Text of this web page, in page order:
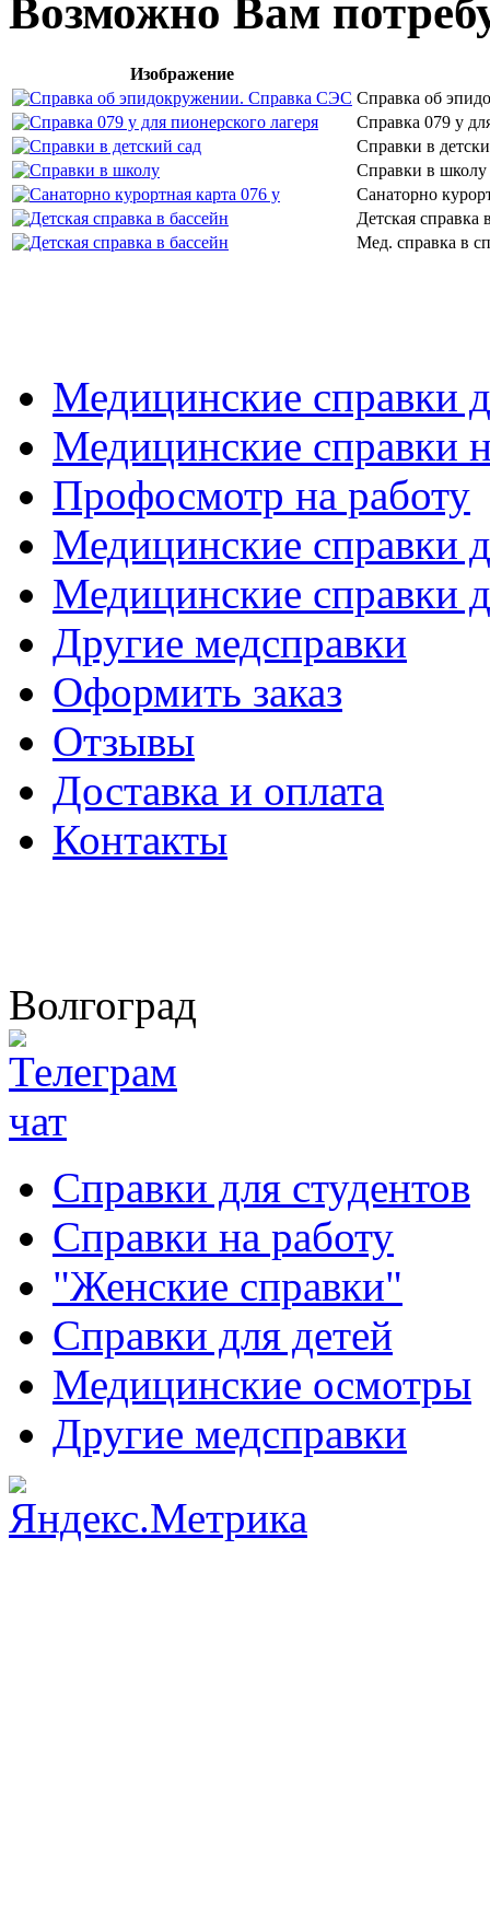
Возможно Вам
Изображение
Справка об
Справка 079 у
Справки в
Справки в школу
Санаторно
Детская справка
Мед. справка в
Медицинские справки
Медицинские справки
Профосмотр на работу
Медицинские справки
Медицинские справки
Другие медсправки
Оформить заказ
Отзывы
Доставка и оплата
Контакты
Волгоград
Справки для студентов
Справки на работу
"Женские справки"
Справки для детей
Медицинские осмотры
Другие медсправки